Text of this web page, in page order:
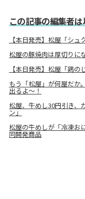
この記事の編集者
【本日発売】松屋「シ
松屋の豚焼肉は厚切りに
【本日発売】松屋「鶏の
もう「松屋」が何屋だか
出るよ～！
松屋、牛めし30円引き、
ン」
松屋の牛めしが「冷凍お
同開発商品